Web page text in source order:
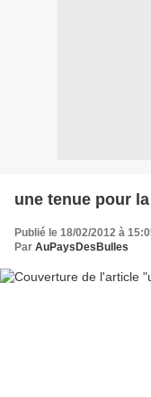
une tenue pour
Publié le 18/02/2012 à
Par AuPaysDesBulles